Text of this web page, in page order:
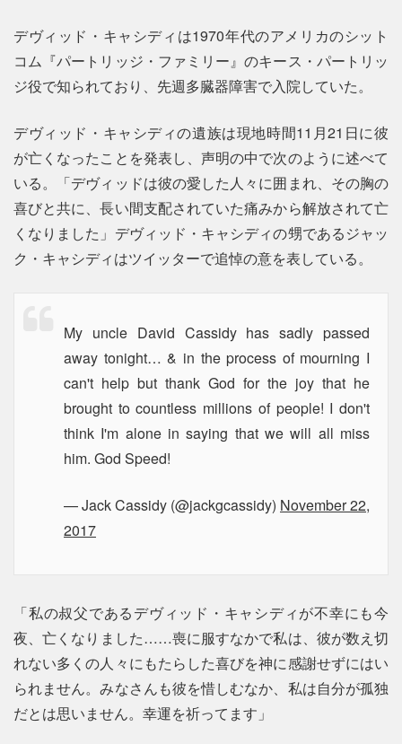
デヴィッド・キャシディは1970年代のアメリカのシット
コム『パートリッジ・ファミリー』のキース・パートリッ
ジ役で知られており、先週多臓器障害で入院していた。
デヴィッド・キャシディの遺族は現地時間11月21日に彼
が亡くなったことを発表し、声明の中で次のように述べて
いる。「デヴィッドは彼の愛した人々に囲まれ、その胸の
喜びと共に、長い間支配されていた痛みから解放されて亡
くなりました」デヴィッド・キャシディの甥であるジャッ
ク・キャシディはツイッターで追悼の意を表している。
My uncle David Cassidy has sadly passed
away tonight… & in the process of mourning I
can't help but thank God for the joy that he
brought to countless millions of people! I don't
think I'm alone in saying that we will all miss
him. God Speed!
— Jack Cassidy (@jackgcassidy) November 22,
2017
「私の叔父であるデヴィッド・キャシディが不幸にも今
夜、亡くなりました……喪に服すなかで私は、彼が数え切
れない多くの人々にもたらした喜びを神に感謝せずにはい
られません。みなさんも彼を惜しむなか、私は自分が孤独
だとは思いません。幸運を祈ってます」